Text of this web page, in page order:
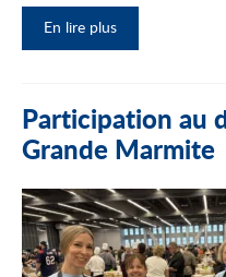
En lire plus
Participation au
Grande Marmite